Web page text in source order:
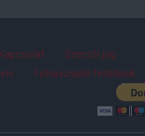
Kapcsolat
Szerzői jog
Felhasználói feltételek